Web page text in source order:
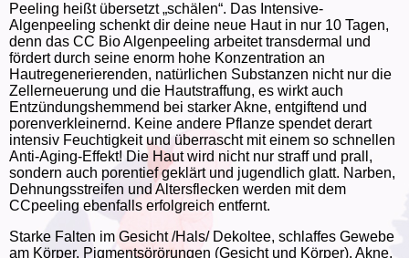
Peeling heißt übersetzt „schälen“. Das Intensive-
Algenpeeling schenkt dir deine neue Haut in nur 10 Tagen,
denn das CC Bio Algenpeeling arbeitet transdermal und
fördert durch seine enorm hohe Konzentration an
Hautregenerierenden, natürlichen Substanzen nicht nur die
Zellerneuerung und die Hautstraffung, es wirkt auch
Entzündungshemmend bei starker Akne, entgiftend und
porenverkleinernd. Keine andere Pflanze spendet derart
intensiv Feuchtigkeit und überrascht mit einem so schnellen
Anti-Aging-Effekt! Die Haut wird nicht nur straff und prall,
sondern auch porentief geklärt und jugendlich glatt. Narben,
Dehnungsstreifen und Altersflecken werden mit dem
CCpeeling ebenfalls erfolgreich entfernt.
Starke Falten im Gesicht /Hals/ Dekoltee, schlaffes Gewebe
am Körper. Pigmentsörörungen (Gesicht und Körper). Akne,